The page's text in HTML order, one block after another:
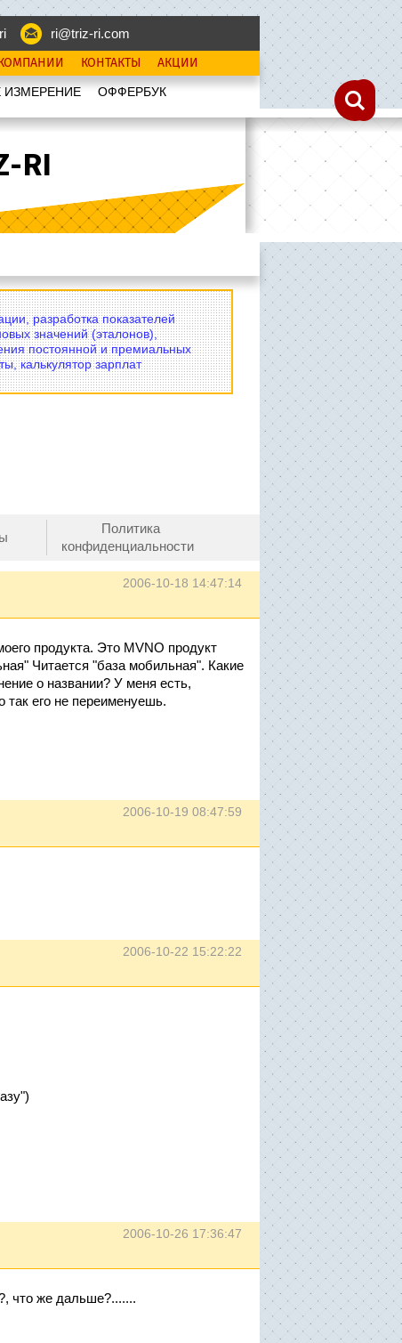
ri@triz-ri.com
КОНТАКТЫ АКЦИИ
ИЗМЕРЕНИЕ OФФЕРБУК
RI
разработка показателей
значений (эталонов),
постоянной и премиальных
калькулятор зарплат
Политика
конфиденциальности
2006-10-18 14:47:14
продукта. Это MVNO продукт
Читается "база мобильная". Какие
о названии? У меня есть,
так его не переименуешь.
2006-10-19 08:47:59
2006-10-22 15:22:22
2006-10-26 17:36:47
что же дальше?.......